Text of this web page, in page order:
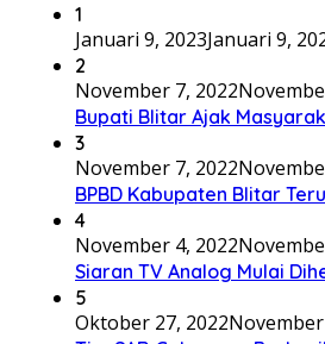
1
Januari 9, 2023Januari 9,
2
November 7, 2022
Bupati Blitar Ajak
3
November 7, 2022
BPBD Kabupaten Blitar
4
November 4, 2022
Siaran TV Analog Mulai
5
Oktober 27, 2022